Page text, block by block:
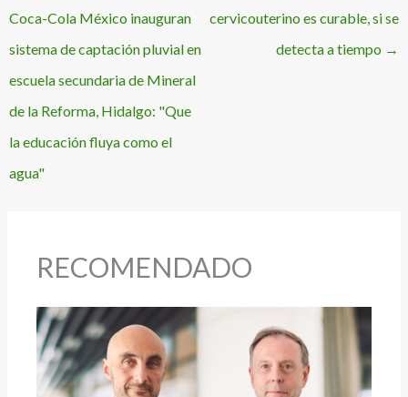
Coca-Cola México inauguran
sistema de captación pluvial en
escuela secundaria de Mineral
de la Reforma, Hidalgo: "Que
la educación fluya como el
agua"
cervicouterino es curable, si se
detecta a tiempo →
RECOMENDADO